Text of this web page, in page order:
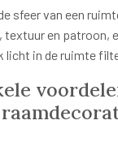
sfeer van een
textuur en patroon,
licht in de ruimte